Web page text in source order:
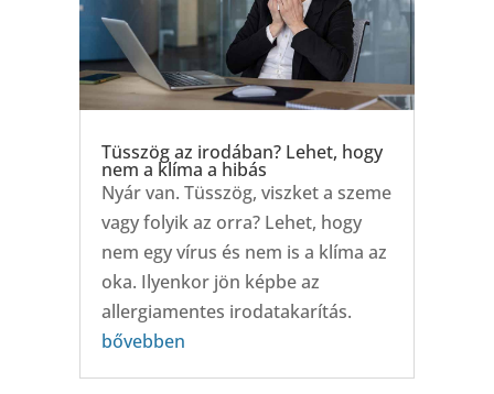
Tüsszög az irodában? Lehet, hogy
nem a klíma a hibás
Nyár van. Tüsszög, viszket a szeme
vagy folyik az orra? Lehet, hogy
nem egy vírus és nem is a klíma az
oka. Ilyenkor jön képbe az
allergiamentes irodatakarítás.
bővebben